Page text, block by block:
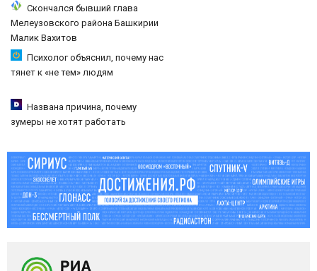
Скончался бывший глава
Мелеузовского района Башкирии
Малик Вахитов
Психолог объяснил, почему нас
тянет к «не тем» людям
Названа причина, почему
зумеры не хотят работать